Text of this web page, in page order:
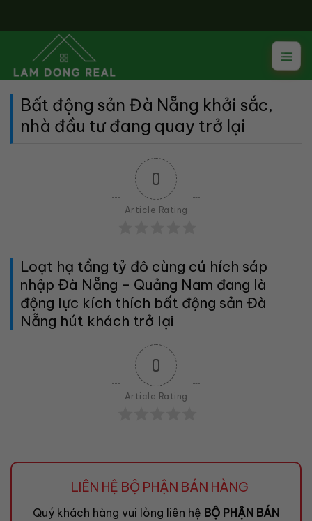
Bất động sản Đà Nẵng khởi sắc,
nhà đầu tư đang quay trở lại
0
Article Rating
Loạt hạ tầng tỷ đô cùng cú hích sáp
nhập Đà Nẵng – Quảng Nam đang là
động lực kích thích bất động sản Đà
Nẵng hút khách trở lại
0
Article Rating
LIÊN HỆ BỘ PHẬN BÁN HÀNG
Quý khách hàng vui lòng liên hệ BỘ PHẬN BÁN